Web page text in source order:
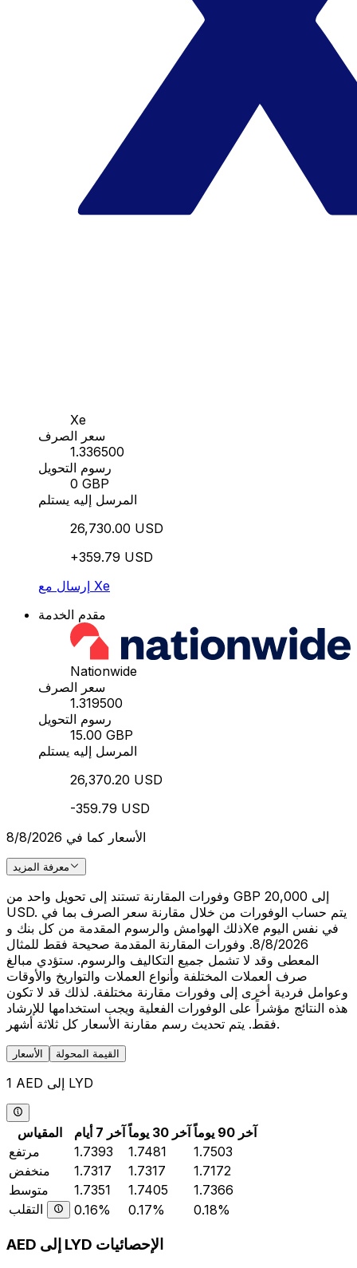
Xe
سعر الصرف
1.336500
رسوم التحويل
0 GBP
المرسل إليه يستلم
26,730.00 USD
+359.79 USD
إرسال مع Xe
مقدم الخدمة
Nationwide
سعر الصرف
1.319500
رسوم التحويل
15.00 GBP
المرسل إليه يستلم
26,370.20 USD
-359.79 USD
الأسعار كما في 8/8/2026
معرفة المزيد
وفورات المقارنة تستند إلى تحويل واحد من GBP 20,000 إلى
USD. يتم حساب الوفورات من خلال مقارنة سعر الصرف بما في
ذلك الهوامش والرسوم المقدمة من كل بنك وXe في نفس اليوم
8/8/2026. وفورات المقارنة المقدمة صحيحة فقط للمثال
المعطى وقد لا تشمل جميع التكاليف والرسوم. ستؤدي مبالغ
صرف العملات المختلفة وأنواع العملات والتواريخ والأوقات
وعوامل فردية أخرى إلى وفورات مقارنة مختلفة. لذلك قد لا تكون
هذه النتائج مؤشراً على الوفورات الفعلية ويجب استخدامها للإرشاد
فقط. يتم تحديث رسم مقارنة الأسعار كل ثلاثة أشهر.
الأسعار القيمة المحولة
1 AED إلى LYD
المقياس آخر 7 أيام آخر 30 يوماً
آخر 90 يوماً
مرتفع
1.7393 1.7481
1.7503
منخفض
1.7317 1.7317
1.7172
متوسط
1.7351 1.7405
1.7366
التقلب
0.16% 0.17% 0.18%
AED إلى LYD الإحصائيات